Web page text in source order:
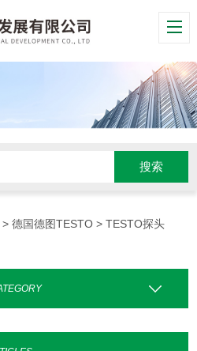
>德国德图TESTO > TESTO探头